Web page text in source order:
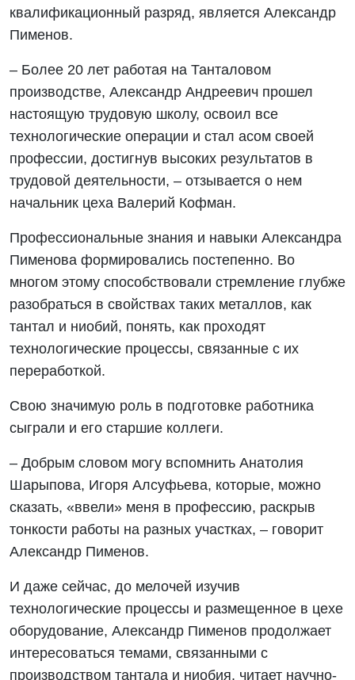
квалификационный разряд, является Александр
Пименов.
– Более 20 лет работая на Танталовом
производстве, Александр Андреевич прошел
настоящую трудовую школу, освоил все
технологические операции и стал асом своей
профессии, достигнув высоких результатов в
трудовой деятельности, – отзывается о нем
начальник цеха Валерий Кофман.
Профессиональные знания и навыки Александра
Пименова формировались постепенно. Во
многом этому способствовали стремление глубже
разобраться в свойствах таких металлов, как
тантал и ниобий, понять, как проходят
технологические процессы, связанные с их
переработкой.
Свою значимую роль в подготовке работника
сыграли и его старшие коллеги.
– Добрым словом могу вспомнить Анатолия
Шарыпова, Игоря Алсуфьева, которые, можно
сказать, «ввели» меня в профессию, раскрыв
тонкости работы на разных участках, – говорит
Александр Пименов.
И даже сейчас, до мелочей изучив
технологические процессы и размещенное в цехе
оборудование, Александр Пименов продолжает
интересоваться темами, связанными с
производством тантала и ниобия, читает научно-